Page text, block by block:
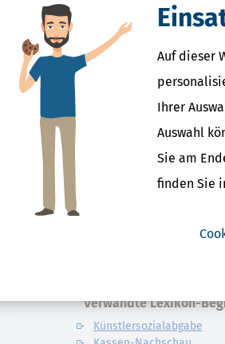
Auf dieser
Ihrer
Auswahl
Sie am
finden Sie
Einfuhr und der innergemeinschaftliche
die in der Veränderung der Form,
herstellt oder Gold in Anlagegold
die in unmittelbarem
Vorsteuerabzug ausgeschlossen.
zusätzlich zu den
entsprechend.
Verwandte Lexikon-
Künstlersozialabgabe